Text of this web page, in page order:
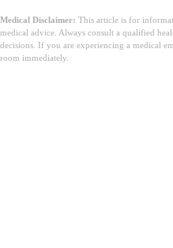
Medical Disclaimer: This article is for
medical advice. Always consult a qualified
decisions. If you are experiencing a medical
room immediately.